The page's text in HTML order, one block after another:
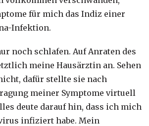
für mich das Indiz einer
Infektion.
noch schlafen. Auf Anraten des
meine Hausärztin an. Sehen
dafür stellte sie nach
meiner Symptome virtuell
deute darauf hin, dass ich mich
infiziert habe. Mein